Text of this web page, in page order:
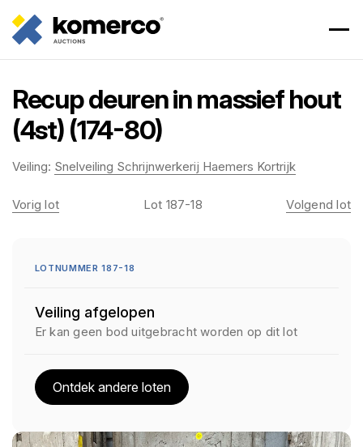
Recup deuren in massief hout
(4st) (174-80)
Veiling: Snelveiling Schrijnwerkerij Haemers Kortrijk
Vorig lot Lot 187-18 Volgend lot
LOTNUMMER 187-18
Veiling afgelopen
Er kan geen bod uitgebracht worden op dit lot
Ontdek andere loten